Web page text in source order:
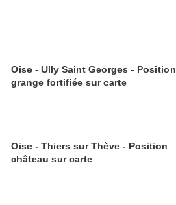
Oise - Ully Saint Georges - Position
grange fortifiée sur carte
Oise - Thiers sur Thève - Position
château sur carte